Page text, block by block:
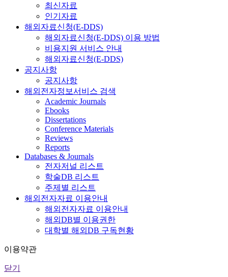
최신자료
인기자료
해외자료신청(E-DDS)
해외자료신청(E-DDS) 이용 방법
비용지원 서비스 안내
해외자료신청(E-DDS)
공지사항
공지사항
해외전자정보서비스 검색
Academic Journals
Ebooks
Dissertations
Conference Materials
Reviews
Reports
Databases & Journals
전자저널 리스트
학술DB 리스트
주제별 리스트
해외전자자료 이용안내
해외전자자료 이용안내
해외DB별 이용권한
대학별 해외DB 구독현황
이용약관
닫기